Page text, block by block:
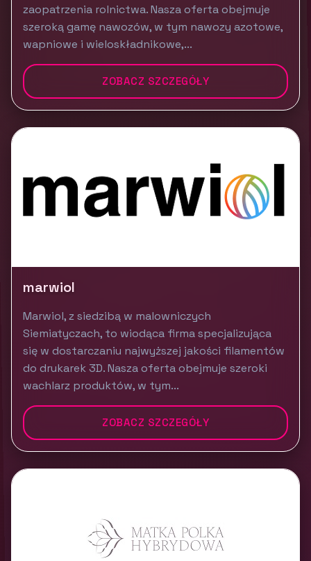
zaopatrzenia rolnictwa. Nasza oferta obejmuje
szeroką gamę nawozów, w tym nawozy azotowe,
wapniowe i wieloskładnikowe,...
ZOBACZ SZCZEGÓŁY
marwiol
Marwiol, z siedzibą w malowniczych
Siemiatyczach, to wiodąca firma specjalizująca
się w dostarczaniu najwyższej jakości filamentów
do drukarek 3D. Nasza oferta obejmuje szeroki
wachlarz produktów, w tym...
ZOBACZ SZCZEGÓŁY